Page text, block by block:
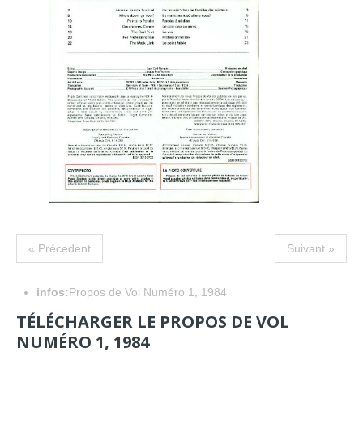
« Précedent Suivant »
infos:Propos de Vol Numéro 1, 1984
TÉLÉCHARGER LE PROPOS DE VOL
NUMÉRO 1, 1984